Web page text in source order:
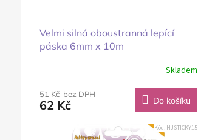
Velmi silná oboustranná lepící
páska 6mm x 10m
Skladem
51 Kč bez DPH
62 Kč Do košíku
Kód: HJSTICKY15